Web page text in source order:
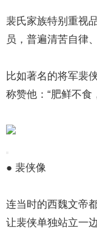
裴氏家族特别重视
员，普遍清苦自律
比如著名的将军裴
称赞他：“肥鲜不食
● 裴侠像
连当时的西魏文帝
让裴侠单独站立一